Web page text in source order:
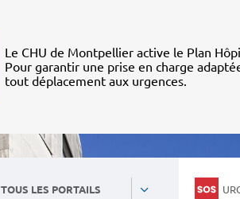
Le CHU de Montpellier active le Plan
Pour garantir une prise en charge
tout déplacement aux urgences.
TOUS LES PORTAILS